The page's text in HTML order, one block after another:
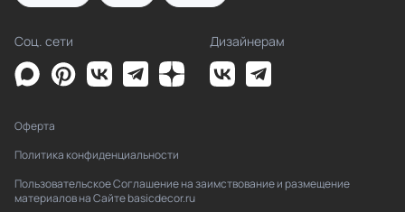
Соц. сети Дизайнерам
Оферта
Политика конфиденциальности
Пользовательское Соглашение на заимствование и размещение
материалов на Сайте basicdecor.ru